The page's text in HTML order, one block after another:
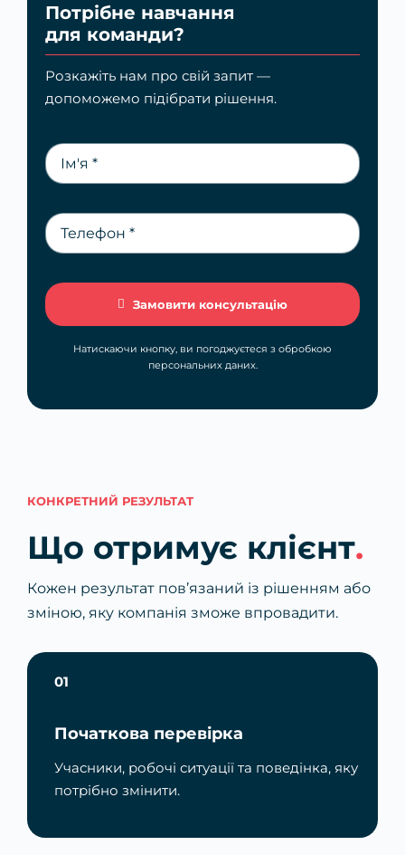
Потрібне навчання
для команди?
Розкажіть нам про свій запит —
допоможемо підібрати рішення.
Замовити консультацію
Натискаючи кнопку, ви погоджуєтеся з обробкою
персональних даних.
КОНКРЕТНИЙ РЕЗУЛЬТАТ
Що отримує клієнт.
Кожен результат пов’язаний із рішенням або
зміною, яку компанія зможе впровадити.
01
Початкова перевірка
Учасники, робочі ситуації та поведінка, яку
потрібно змінити.